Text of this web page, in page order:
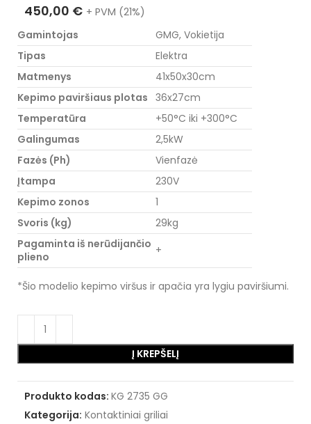
450,00 € + PVM (21%)
Gamintojas
GMG, Vokietija
Tipas
Elektra
Matmenys
41x50x30cm
Kepimo paviršiaus plotas 36x27cm
Temperatūra
+50°C iki +300°C
Galingumas
2,5kW
Fazės (Ph)
Vienfazė
Įtampa
230V
Kepimo zonos
1
Svoris (kg)
29kg
Pagaminta iš nerūdijančio
plieno
+
*Šio modelio kepimo viršus ir apačia yra lygiu paviršiumi.
Į KREPŠELĮ
Produkto kodas: KG 2735 GG
Kategorija: Kontaktiniai griliai